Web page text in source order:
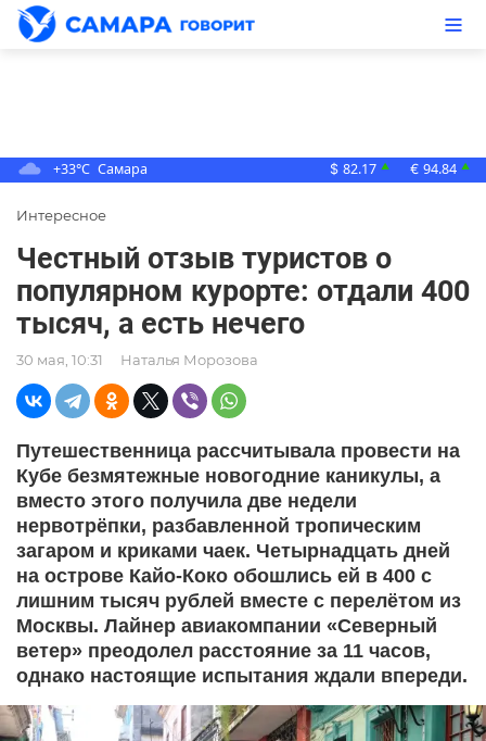
+33°C Самара $ 82.17 ▲ € 94.84 ▲
Интересное
Честный отзыв туристов о
популярном курорте: отдали 400
тысяч, а есть нечего
30 мая, 10:31 Наталья Морозова
Путешественница рассчитывала провести на
Кубе безмятежные новогодние каникулы, а
вместо этого получила две недели
нервотрёпки, разбавленной тропическим
загаром и криками чаек. Четырнадцать дней
на острове Кайо-Коко обошлись ей в 400 с
лишним тысяч рублей вместе с перелётом из
Москвы. Лайнер авиакомпании «Северный
ветер» преодолел расстояние за 11 часов,
однако настоящие испытания ждали впереди.